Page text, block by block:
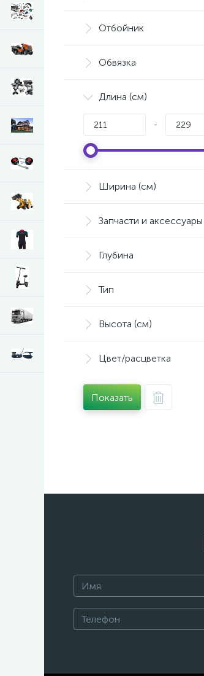
Отбойник
Обвязка
Длина (см)
-
Ширина (см)
Запчасти и аксессуары
Глубина
Тип
Высота (см)
Цвет/расцветка
Показать